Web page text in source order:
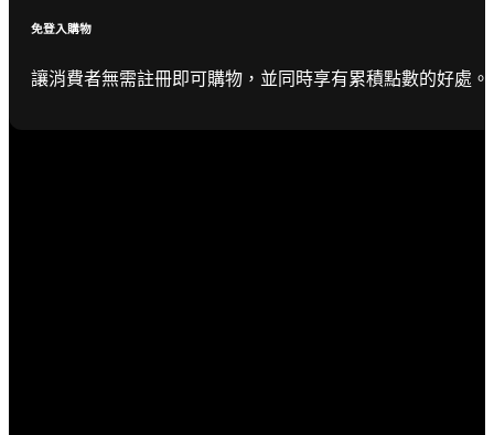
免登入購物
讓消費者無需註冊即可購物，並同時享有累積點數的好處。